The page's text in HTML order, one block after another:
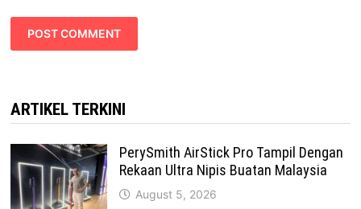
ARTIKEL TERKINI
PerySmith AirStick Pro Tampil Dengan
Rekaan Ultra Nipis Buatan Malaysia
August 5, 2026